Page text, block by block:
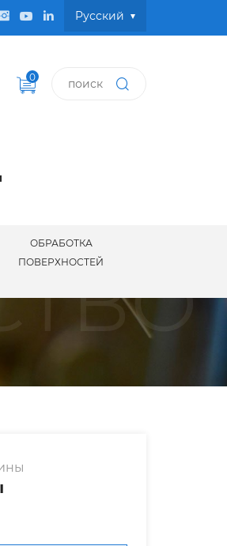
Pусский
0
ОБРАБОТКА
ПОВЕРХНОСТЕЙ